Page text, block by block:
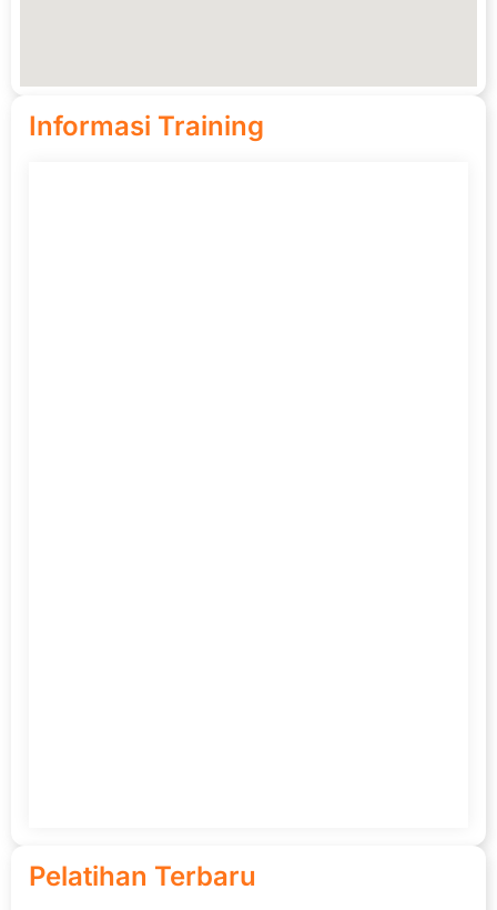
Informasi Training
Pelatihan Terbaru